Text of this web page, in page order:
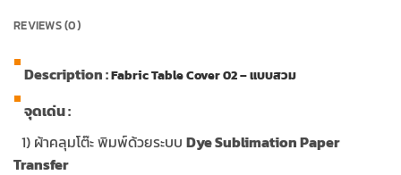
REVIEWS (0)
Description :Fabric Table Cover 02 – แบบสวม
จุดเด่น :
1) ผ้าคลุมโต๊ะ พิมพ์ด้วยระบบ Dye Sublimation Paper
Transfer